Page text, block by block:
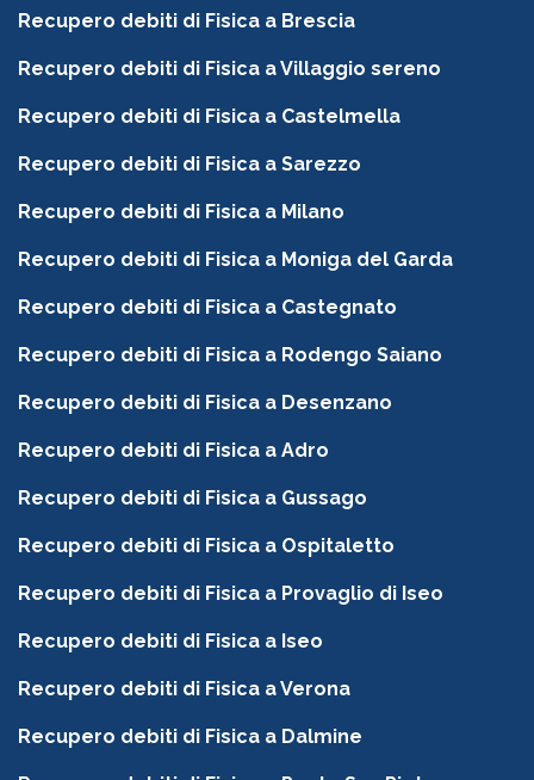
Recupero debiti di Fisica a Brescia
Recupero debiti di Fisica a Villaggio sereno
Recupero debiti di Fisica a Castelmella
Recupero debiti di Fisica a Sarezzo
Recupero debiti di Fisica a Milano
Recupero debiti di Fisica a Moniga del Garda
Recupero debiti di Fisica a Castegnato
Recupero debiti di Fisica a Rodengo Saiano
Recupero debiti di Fisica a Desenzano
Recupero debiti di Fisica a Adro
Recupero debiti di Fisica a Gussago
Recupero debiti di Fisica a Ospitaletto
Recupero debiti di Fisica a Provaglio di Iseo
Recupero debiti di Fisica a Iseo
Recupero debiti di Fisica a Verona
Recupero debiti di Fisica a Dalmine